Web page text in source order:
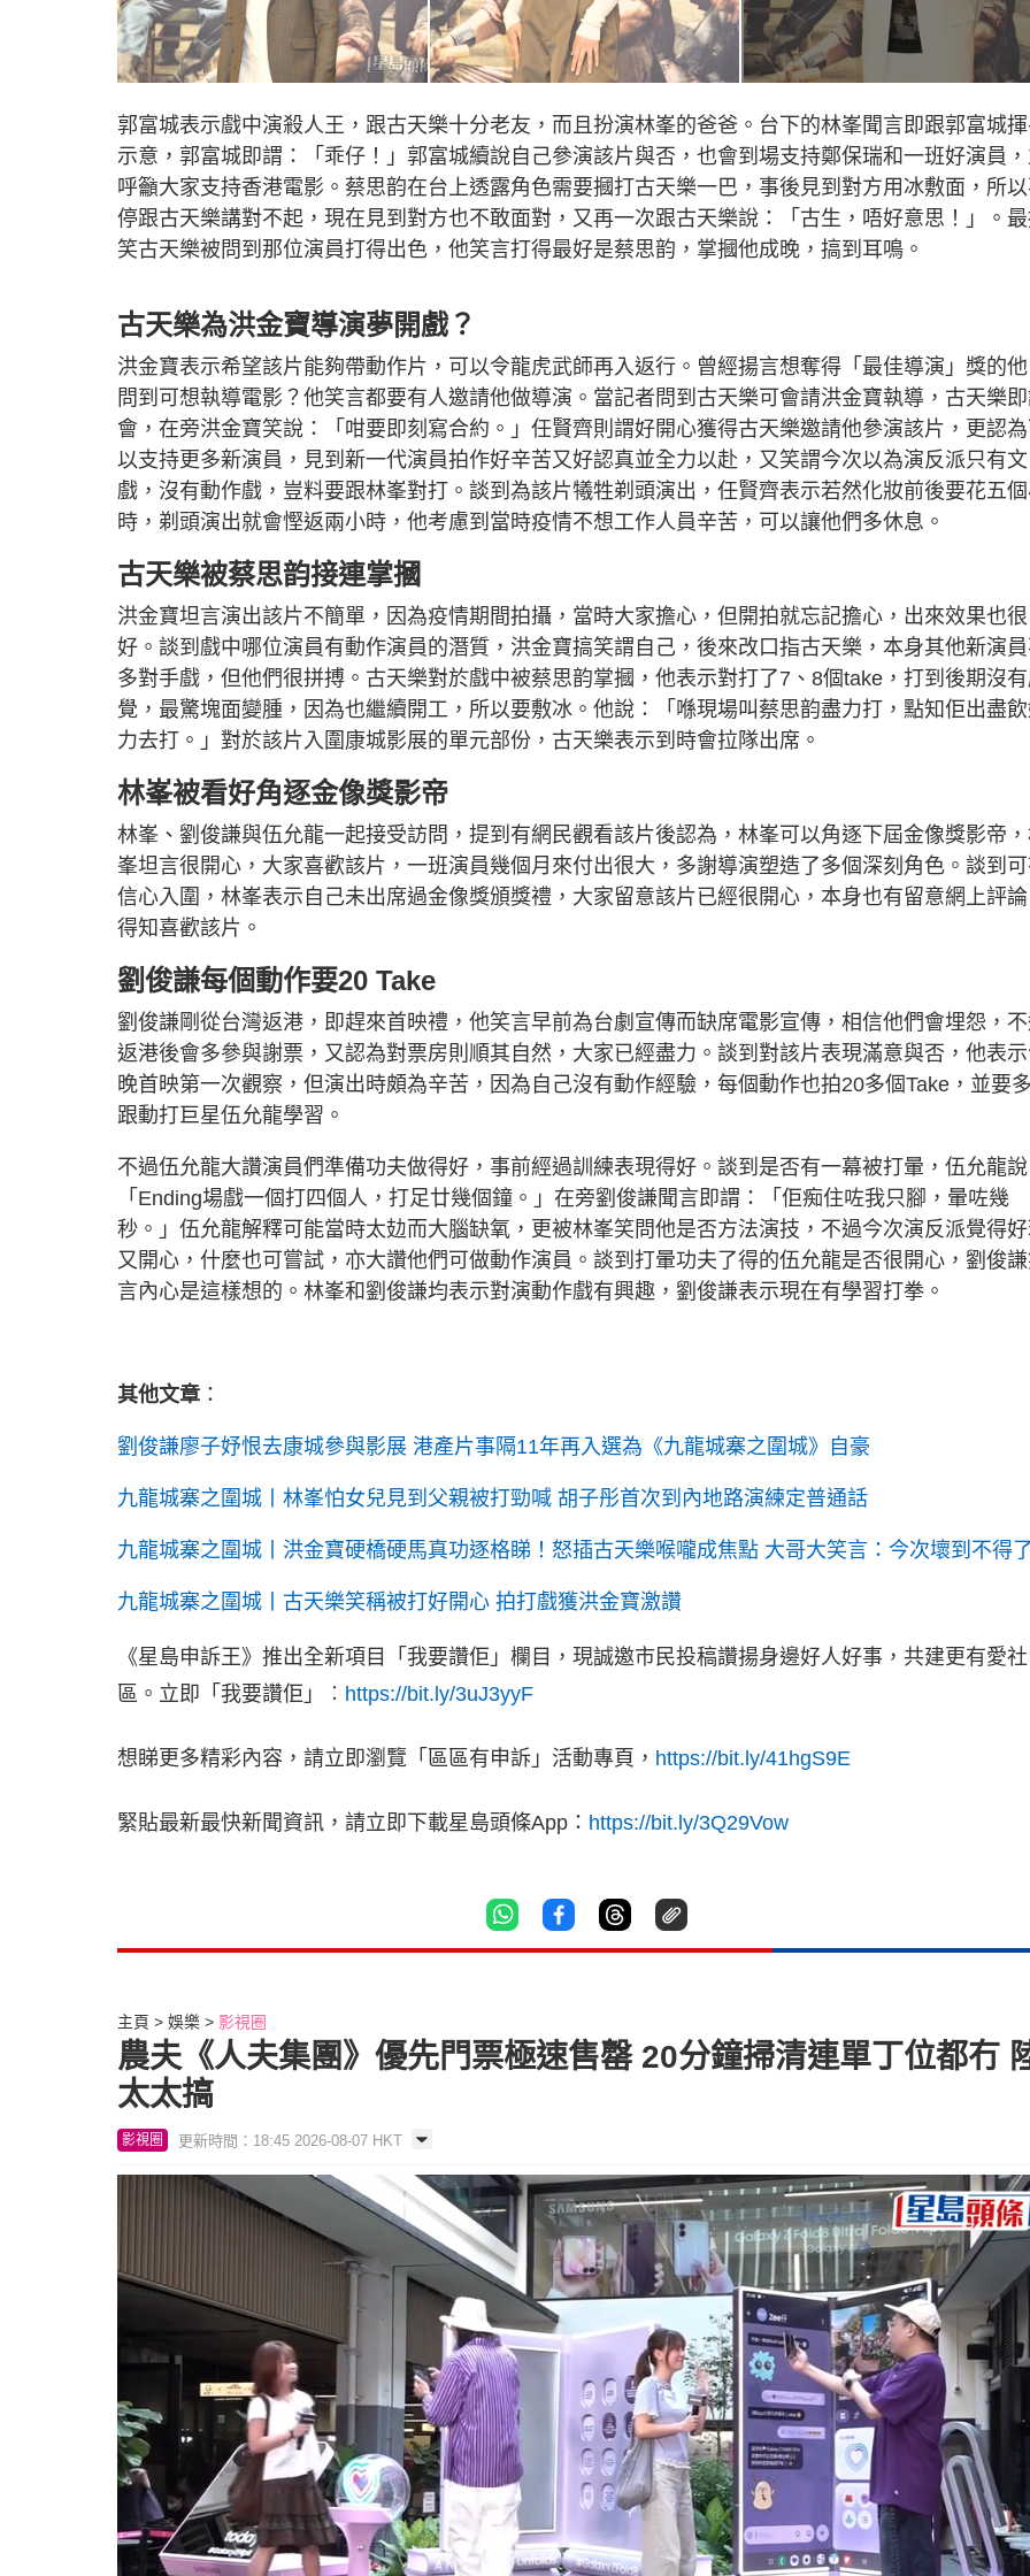
郭富城表示戲中演殺人王，跟古天樂十分老友，而且扮演林峯的爸爸。台下的林峯聞言即跟郭富城
示意，郭富城即謂：「乖仔！」郭富城續說自己參演該片與否，也會到場支持鄭保瑞和一班好演員
呼籲大家支持香港電影。蔡思韵在台上透露角色需要摑打古天樂一巴，事後見到對方用冰敷面，所
停跟古天樂講對不起，現在見到對方也不敢面對，又再一次跟古天樂說：「古生，唔好意思！」。
笑古天樂被問到那位演員打得出色，他笑言打得最好是蔡思韵，掌摑他成晚，搞到耳鳴。
古天樂為洪金寶導演夢開戲？
洪金寶表示希望該片能夠帶動作片，可以令龍虎武師再入返行。曾經揚言想奪得「最佳導演」獎的他
問到可想執導電影？他笑言都要有人邀請他做導演。當記者問到古天樂可會請洪金寶執導，古天樂
會，在旁洪金寶笑說：「咁要即刻寫合約。」任賢齊則謂好開心獲得古天樂邀請他參演該片，更認
以支持更多新演員，見到新一代演員拍作好辛苦又好認真並全力以赴，又笑謂今次以為演反派只有文
戲，沒有動作戲，豈料要跟林峯對打。談到為該片犧牲剃頭演出，任賢齊表示若然化妝前後要花五
時，剃頭演出就會慳返兩小時，他考慮到當時疫情不想工作人員辛苦，可以讓他們多休息。
古天樂被蔡思韵接連掌摑
洪金寶坦言演出該片不簡單，因為疫情期間拍攝，當時大家擔心，但開拍就忘記擔心，出來效果也很
好。談到戲中哪位演員有動作演員的潛質，洪金寶搞笑謂自己，後來改口指古天樂，本身其他新演
多對手戲，但他們很拼搏。古天樂對於戲中被蔡思韵掌摑，他表示對打了7、8個take，打到後期沒
覺，最驚塊面變腫，因為也繼續開工，所以要敷冰。他說：「喺現場叫蔡思韵盡力打，點知佢出盡
力去打。」對於該片入圍康城影展的單元部份，古天樂表示到時會拉隊出席。
林峯被看好角逐金像獎影帝
林峯、劉俊謙與伍允龍一起接受訪問，提到有網民觀看該片後認為，林峯可以角逐下屆金像獎影帝
峯坦言很開心，大家喜歡該片，一班演員幾個月來付出很大，多謝導演塑造了多個深刻角色。談到
信心入圍，林峯表示自己未出席過金像獎頒獎禮，大家留意該片已經很開心，本身也有留意網上評論
得知喜歡該片。
劉俊謙每個動作要20 Take
劉俊謙剛從台灣返港，即趕來首映禮，他笑言早前為台劇宣傳而缺席電影宣傳，相信他們會埋怨，
返港後會多參與謝票，又認為對票房則順其自然，大家已經盡力。談到對該片表現滿意與否，他表
晚首映第一次觀察，但演出時頗為辛苦，因為自己沒有動作經驗，每個動作也拍20多個Take，並要
跟動打巨星伍允龍學習。
不過伍允龍大讚演員們準備功夫做得好，事前經過訓練表現得好。談到是否有一幕被打暈，伍允龍說
「Ending場戲一個打四個人，打足廿幾個鐘。」在旁劉俊謙聞言即謂：「佢痴住咗我只腳，暈咗幾
秒。」伍允龍解釋可能當時太攰而大腦缺氧，更被林峯笑問他是否方法演技，不過今次演反派覺得
又開心，什麼也可嘗試，亦大讚他們可做動作演員。談到打暈功夫了得的伍允龍是否很開心，劉俊
言內心是這樣想的。林峯和劉俊謙均表示對演動作戲有興趣，劉俊謙表示現在有學習打拳。
其他文章 ：
劉俊謙廖子妤恨去康城參與影展 港產片事隔11年再入選為《九龍城寨之圍城》自豪
九龍城寨之圍城丨林峯怕女兒見到父親被打勁喊 胡子彤首次到內地路演練定普通話
九龍城寨之圍城丨洪金寶硬橋硬馬真功逐格睇！怒插古天樂喉嚨成焦點 大哥大笑言：今次壞到不得了
九龍城寨之圍城丨古天樂笑稱被打好開心 拍打戲獲洪金寶激讚
《星島申訴王》推出全新項目「我要讚佢」欄目，現誠邀市民投稿讚揚身邊好人好事，共建更有愛社
區。立即「我要讚佢」︰ https://bit.ly/3uJ3yyF
想睇更多精彩內容，請立即瀏覽「區區有申訴」活動專頁， https://bit.ly/41hgS9E
緊貼最新最快新聞資訊，請立即下載星島頭條App： https://bit.ly/3Q29Vow
主頁 娛樂 影視圈
農夫《人夫集團》優先門票極速售罄 20分鐘掃清連單丁位都冇
太太搞
影視圈 更新時間：18:45 2026-08-07 HKT